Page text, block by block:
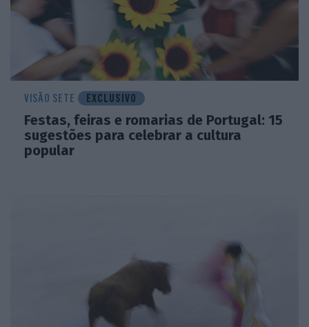
VISÃO SETE EXCLUSIVO
Festas, feiras e romarias de Portugal: 15
sugestões para celebrar a cultura
popular